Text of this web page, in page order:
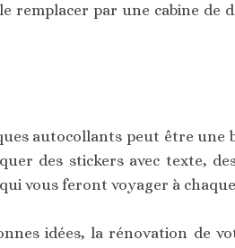
remplacer par une cabine de
autocollants peut être une
des stickers avec texte,
vous feront voyager à
idées, la rénovation de